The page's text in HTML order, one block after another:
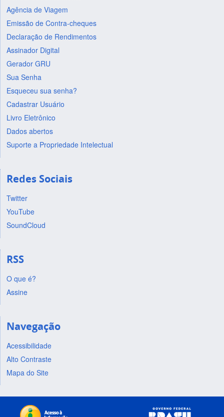
Agência de Viagem
Emissão de Contra-cheques
Declaração de Rendimentos
Assinador Digital
Gerador GRU
Sua Senha
Esqueceu sua senha?
Cadastrar Usuário
Livro Eletrônico
Dados abertos
Suporte a Propriedade Intelectual
Redes Sociais
Twitter
YouTube
SoundCloud
RSS
O que é?
Assine
Navegação
Acessibilidade
Alto Contraste
Mapa do Site